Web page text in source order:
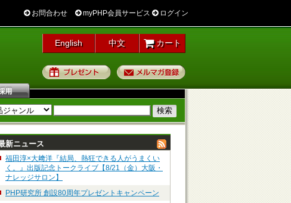
お問合わせ myPHP会員サービス ログイン
English 中文 カート
プレゼント
新ニュース
福田淳×大﨑洋『結局、熱狂できる人がうまくい
く。』出版記念トークライブ【8/21（金）大阪・
ナレッジサロン】
PHP研究所 創設80周年プレゼントキャンペーン